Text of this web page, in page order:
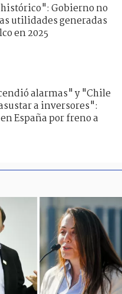
Gobierno no
utilidades generadas
en 2025
alarmas" y "Chile
a inversores":
España por freno a